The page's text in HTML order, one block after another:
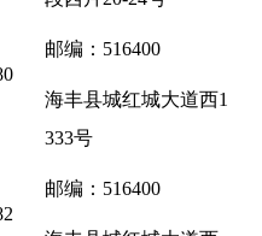
邮编：516400
海丰县城红城大道西1
333号
邮编：516400